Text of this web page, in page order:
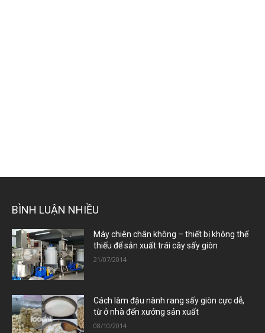
BÌNH LUẬN NHIỀU
Máy chiên chân không – thiết bị không thể
thiếu để sản xuất trái cây sấy giòn
21/07/2014
Cách làm đậu nành rang sấy giòn cực dễ,
từ ở nhà đến xưởng sản xuất
08/10/2014